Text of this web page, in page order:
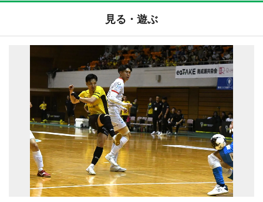
見る・遊ぶ